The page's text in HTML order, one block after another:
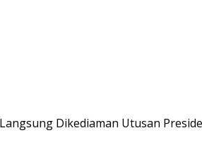
Dikediaman Utusan